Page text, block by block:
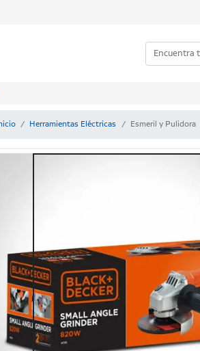
Herramientas Eléctricas Esmeril y Pulidora